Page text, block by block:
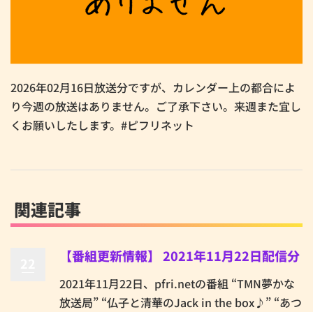
2026年02月16日放送分ですが、カレンダー上の都合によ
り今週の放送はありません。ご了承下さい。来週また宜し
くお願いしたします。#ピフリネット
関連記事
【番組更新情報】 2021年11月22日配信分
2021年11月22日、pfri.netの番組 “TMN夢かな
放送局” “仏子と清華のJack in the box♪” “あつ